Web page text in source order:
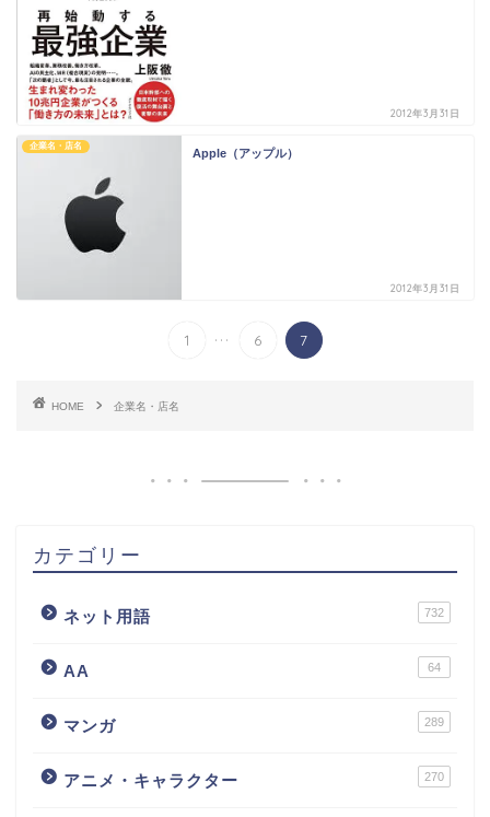
2012年3月31日
企業名・店名
Apple（アップル）
2012年3月31日
1 ... 6 7
HOME 企業名・店名
カテゴリー
ネット用語 732
AA 64
マンガ 289
アニメ・キャラクター 270